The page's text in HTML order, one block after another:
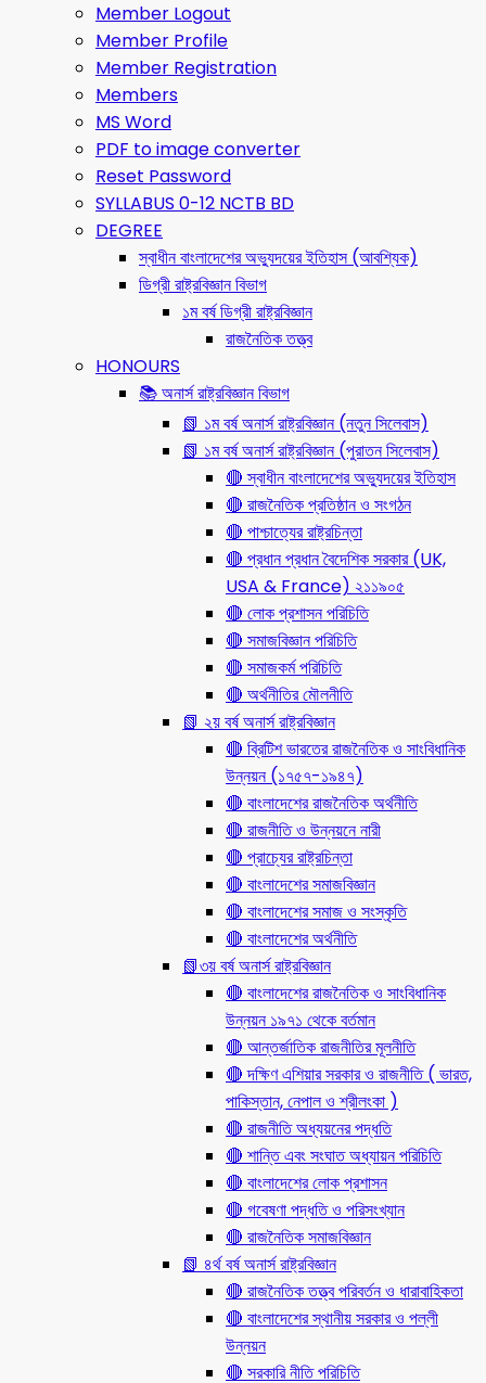
Member Logout
Member Profile
Member Registration
Members
MS Word
PDF to image converter
Reset Password
SYLLABUS 0-12 NCTB BD
DEGREE
স্বাধীন বাংলাদেশের অভ্যুদয়ের ইতিহাস (আবশ্যিক)
ডিগ্রী রাষ্ট্রবিজ্ঞান বিভাগ
১ম বর্ষ ডিগ্রী রাষ্ট্রবিজ্ঞান
রাজনৈতিক তত্ত্ব
HONOURS
📚 অনার্স রাষ্ট্রবিজ্ঞান বিভাগ
📗 ১ম বর্ষ অনার্স রাষ্ট্রবিজ্ঞান (নতুন সিলেবাস)
📗 ১ম বর্ষ অনার্স রাষ্ট্রবিজ্ঞান (পুরাতন সিলেবাস)
🔴 স্বাধীন বাংলাদেশের অভ্যুদয়ের ইতিহাস
🔴 রাজনৈতিক প্রতিষ্ঠান ও সংগঠন
🔴 পাশ্চাত্যের রাষ্ট্রচিন্তা
🔴 প্রধান প্রধান বৈদেশিক সরকার (UK,
USA & France) ২১১৯০৫
🔴 লোক প্রশাসন পরিচিতি
🔴 সমাজবিজ্ঞান পরিচিতি
🔴 সমাজকর্ম পরিচিতি
🔴 অর্থনীতির মৌলনীতি
📗 ২য় বর্ষ অনার্স রাষ্ট্রবিজ্ঞান
🔴 ব্রিটিশ ভারতের রাজনৈতিক ও সাংবিধানিক
উন্নয়ন (১৭৫৭-১৯৪৭)
🔴 বাংলাদেশের রাজনৈতিক অর্থনীতি
🔴 রাজনীতি ও উন্নয়নে নারী
🔴 প্রাচ্যের রাষ্ট্রচিন্তা
🔴 বাংলাদেশের সমাজবিজ্ঞান
🔴 বাংলাদেশের সমাজ ও সংস্কৃতি
🔴 বাংলাদেশের অর্থনীতি
📗৩য় বর্ষ অনার্স রাষ্ট্রবিজ্ঞান
🔴 বাংলাদেশের রাজনৈতিক ও সাংবিধানিক
উন্নয়ন ১৯৭১ থেকে বর্তমান
🔴 আন্তর্জাতিক রাজনীতির মূলনীতি
🔴 দক্ষিণ এশিয়ার সরকার ও রাজনীতি ( ভারত,
পাকিস্তান, নেপাল ও শ্রীলংকা )
🔴 রাজনীতি অধ্যয়নের পদ্ধতি
🔴 শান্তি এবং সংঘাত অধ্যায়ন পরিচিতি
🔴 বাংলাদেশের লোক প্রশাসন
🔴 গবেষণা পদ্ধতি ও পরিসংখ্যান
🔴 রাজনৈতিক সমাজবিজ্ঞান
📗 ৪র্থ বর্ষ অনার্স রাষ্ট্রবিজ্ঞান
🔴 রাজনৈতিক তত্ত্ব পরিবর্তন ও ধারাবাহিকতা
🔴 বাংলাদেশের স্থানীয় সরকার ও পল্লী
উন্নয়ন
🔴 সরকারি নীতি পরিচিতি